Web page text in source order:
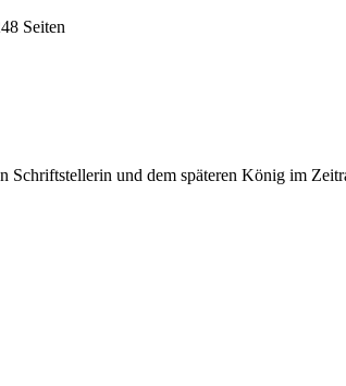
Seiten
und dem späteren König im